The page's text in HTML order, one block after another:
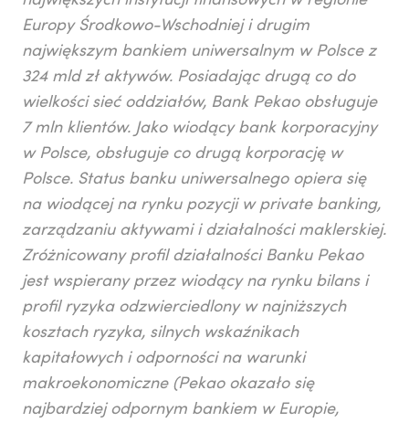
Europy Środkowo-Wschodniej i drugim
największym bankiem uniwersalnym w Polsce z
324 mld zł aktywów. Posiadając drugą co do
wielkości sieć oddziałów, Bank Pekao obsługuje
7 mln klientów. Jako wiodący bank korporacyjny
w Polsce, obsługuje co drugą korporację w
Polsce. Status banku uniwersalnego opiera się
na wiodącej na rynku pozycji w private banking,
zarządzaniu aktywami i działalności maklerskiej.
Zróżnicowany profil działalności Banku Pekao
jest wspierany przez wiodący na rynku bilans i
profil ryzyka odzwierciedlony w najniższych
kosztach ryzyka, silnych wskaźnikach
kapitałowych i odporności na warunki
makroekonomiczne (Pekao okazało się
najbardziej odpornym bankiem w Europie,